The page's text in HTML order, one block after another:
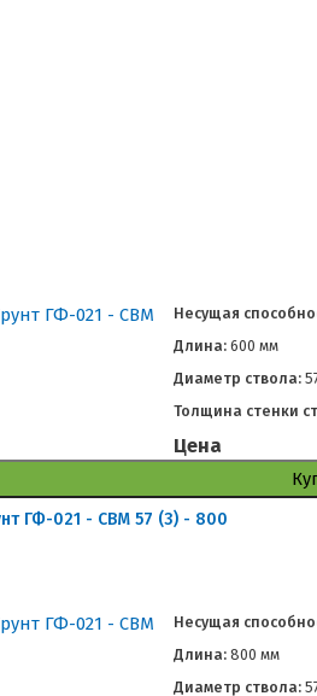
Несущая
Длина: 600 мм
Диаметр ствола:
Толщина стенки
Цена
ГФ-021 - СВМ 57 (3) - 800
Несущая
Длина: 800 мм
Диаметр ствола: